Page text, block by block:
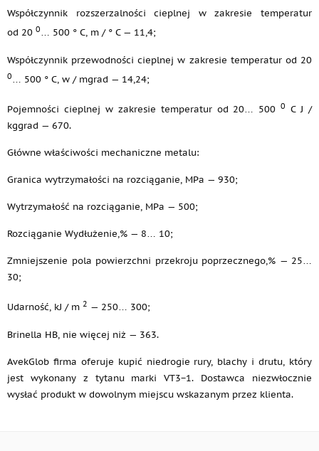
Współczynnik rozszerzalności cieplnej w zakresie temperatur
od 20 0… 500 ° C, m / ° C — 11,4;
Współczynnik przewodności cieplnej w zakresie temperatur od 20
0… 500 ° C, w / mgrad — 14,24;
Pojemności cieplnej w zakresie temperatur od 20… 5000 C J /
kggrad — 670.
Główne właściwości mechaniczne metalu:
Granica wytrzymałości na rozciąganie, MPa — 930;
Wytrzymałość na rozciąganie, MPa — 500;
Rozciąganie Wydłużenie,% — 8… 10;
Zmniejszenie pola powierzchni przekroju poprzecznego,% — 25…
30;
Udarność, kJ / m 2 — 250… 300;
Brinella HB, nie więcej niż — 363.
AvekGlob firma oferuje kupić niedrogie rury, blachy i drutu, który
jest wykonany z tytanu marki VT3−1. Dostawca niezwłocznie
wysłać produkt w dowolnym miejscu wskazanym przez klienta.